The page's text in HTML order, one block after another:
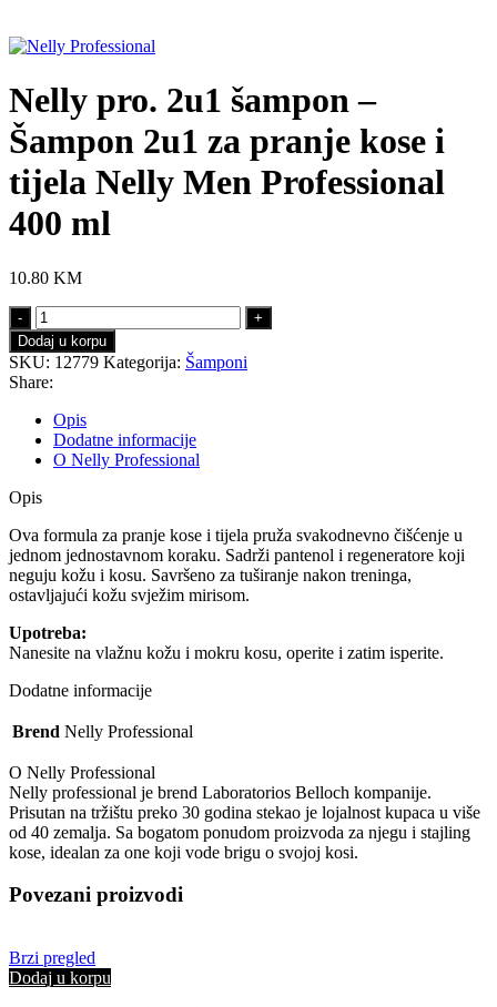
Nelly pro. 2u1 šampon –
Šampon 2u1 za pranje kose i
tijela Nelly Men Professional
400 ml
10.80 KM
Nelly
pro.
2u1
šampon
–
Šampon
2u1
za
pranje
kose
tijela
Nelly
Men
Professional
ml
količina
Dodaj u korpu
SKU: 12779 Kategorija: Šamponi
Share:
Opis
Dodatne informacije
O Nelly Professional
Opis
Ova formula za pranje kose i tijela pruža svakodnevno čišćenje u
jednom jednostavnom koraku. Sadrži pantenol i regeneratore koji
neguju kožu i kosu. Savršeno za tuširanje nakon treninga,
ostavljajući kožu svježim mirisom.
Upotreba:
Nanesite na vlažnu kožu i mokru kosu, operite i zatim isperite.
Dodatne informacije
Brend Nelly Professional
O Nelly Professional
Nelly professional je brend Laboratorios Belloch kompanije.
Prisutan na tržištu preko 30 godina stekao je lojalnost kupaca u više
od 40 zemalja. Sa bogatom ponudom proizvoda za njegu i stajling
kose, idealan za one koji vode brigu o svojoj kosi.
Povezani proizvodi
Brzi pregled
Dodaj u korpu